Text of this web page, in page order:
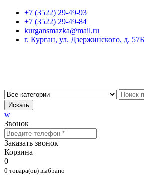
+7 (3522) 29-49-93
+7 (3522) 29-49-84
kurgansmazka@mail.ru
г. Курган, ул. Дзержинского, д.
Искать
w
Звонок
Заказать звонок
Корзина
0
0 товара(ов) выбрано